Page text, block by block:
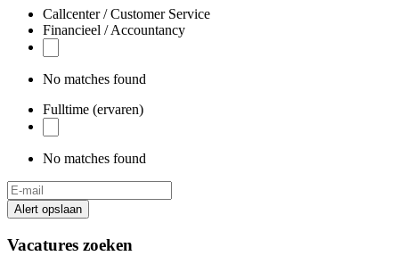
Callcenter / Customer Service
Financieel / Accountancy
No matches found
Fulltime (ervaren)
No matches found
Alert opslaan
Vacatures zoeken